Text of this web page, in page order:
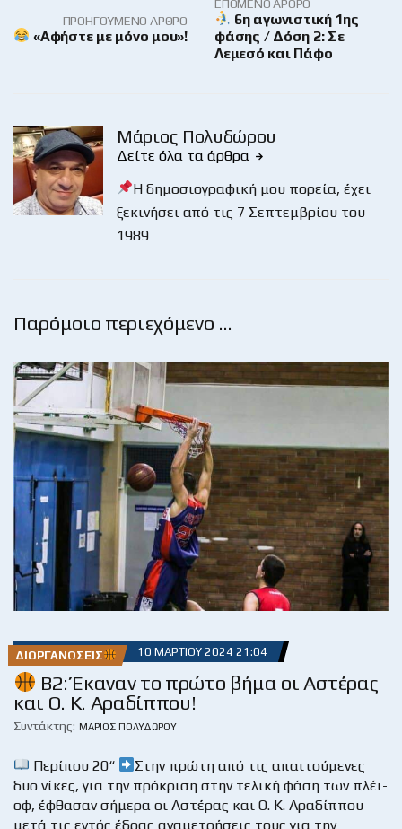
ΠΡΟΗΓΟΎΜΕΝΟ ΆΡΘΡΟ
«Αφήστε με μόνο μου»!
ΕΠΌΜΕΝΟ ΆΡΘΡΟ
6η αγωνιστική 1ης
φάσης / Δόση 2: Σε
Λεμεσό και Πάφο
Μάριος Πολυδώρου
Δείτε όλα τα άρθρα
Η δημοσιογραφική μου πορεία, έχει
ξεκινήσει από τις 7 Σεπτεμβρίου του
1989
Παρόμοιο περιεχόμενο …
ΔΙΟΡΓΑΝΏΣΕΙΣ 10 ΜΑΡΤΊΟΥ 2024 21:04
Β2: Έκαναν το πρώτο βήμα οι Αστέρας
και Ο. Κ. Αραδίππου!
Συντάκτης: ΜΆΡΙΟΣ ΠΟΛΥΔΏΡΟΥ
Περίπου 20“
Στην πρώτη από τις απαιτούμενες
δυο νίκες, για την πρόκριση στην τελική φάση των πλέι-
οφ, έφθασαν σήμερα οι Αστέρας και Ο. Κ. Αραδίππου
μετά τις εντός έδρας αναμετρήσεις τους για την